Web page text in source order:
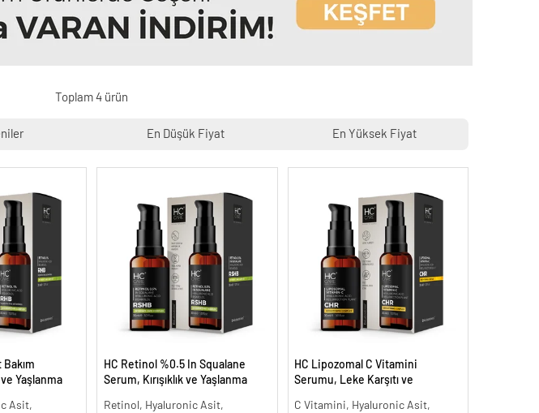
Toplam 4 ürün
En Düşük Fiyat En Yüksek Fiyat
ve Yaşlanma
Asit,
HC Retinol %0.5 In Squalane
Serum, Kırışıklık ve Yaşlanma
Retinol, Hyaluronic Asit,
HC Lipozomal C Vitamini
Serumu, Leke Karşıtı ve
C Vitamini, Hyaluronic Asit,